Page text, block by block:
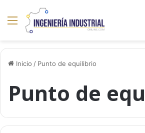
Menú
Inicio / Punto de equilibrio
Punto de